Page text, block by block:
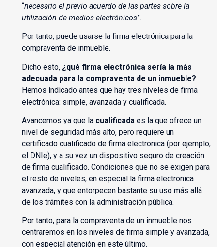
“necesario el previo acuerdo de las partes sobre la
utilización de medios electrónicos”.
Por tanto, puede usarse la firma electrónica para la
compraventa de inmueble.
Dicho esto, ¿qué firma electrónica sería la más
adecuada para la compraventa de un inmueble?
Hemos indicado antes que hay tres niveles de firma
electrónica: simple, avanzada y cualificada.
Avancemos ya que la cualificadaes la que ofrece un
nivel de seguridad más alto, pero requiere un
certificado cualificado de firma electrónica (por ejemplo,
el DNIe), y a su vez un dispositivo seguro de creación
de firma cualificado. Condiciones que no se exigen para
el resto de niveles, en especial la firma electrónica
avanzada, y que entorpecen bastante su uso más allá
de los trámites con la administración pública.
Por tanto, para la compraventa de un inmueble nos
centraremos en los niveles de firma simple y avanzada,
con especial atención en este último.